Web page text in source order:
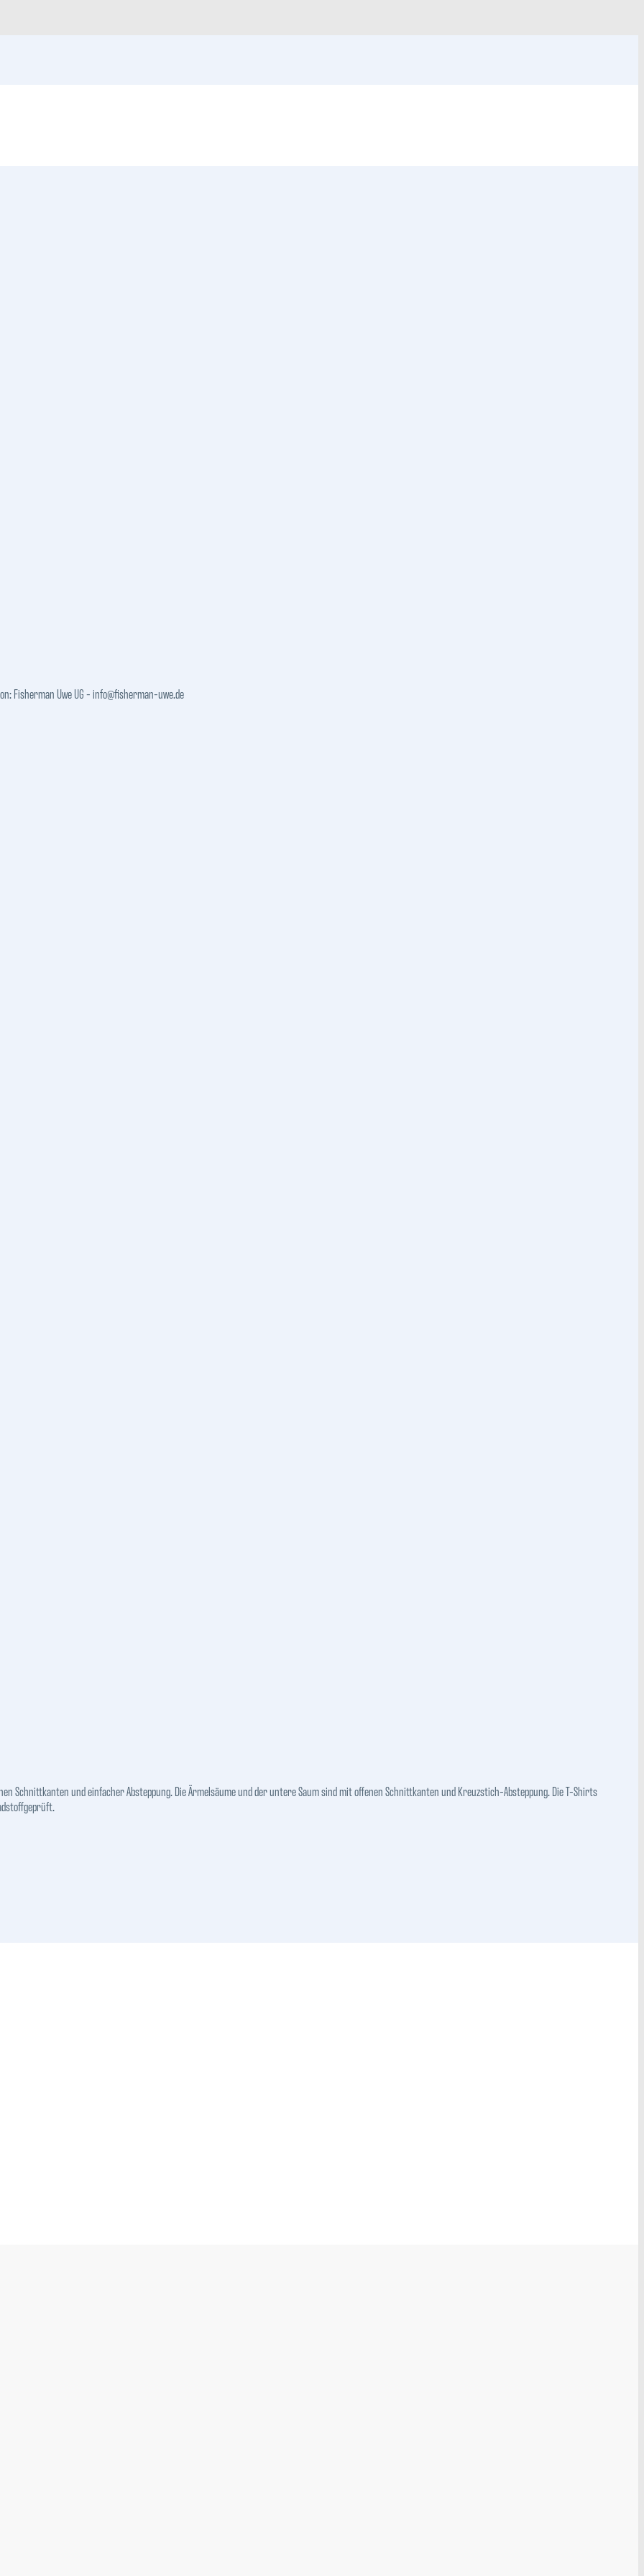
Fisherman Uwe UG - info@fisherman-uwe.de
Schnittkanten und einfacher Absteppung. Die Ärmelsäume und der untere Saum sind mit offenen Schnittkanten und Kreuzstich-Absteppung. Die T-Shirts